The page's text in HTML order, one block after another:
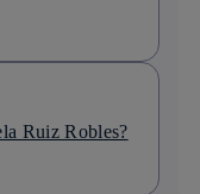
Ruiz Robles?